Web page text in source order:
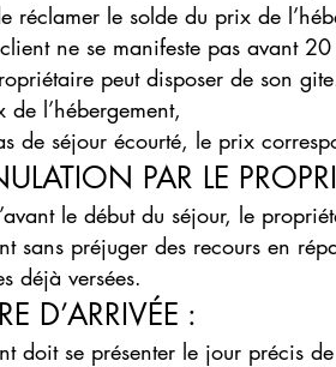
réclamer le solde du prix de
ne se manifeste pas avant
peut disposer de son
de l’hébergement,
de séjour écourté, le prix
PAR LE
le début du séjour, le
sans préjuger des recours en
déjà versées.
D’ARRIVÉE :
doit se présenter le jour précis